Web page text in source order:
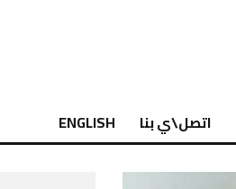
اتصل\ي بنا ENGLISH